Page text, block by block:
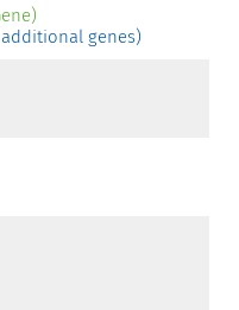
additional genes)